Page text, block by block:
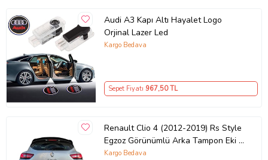
Audi A3 Kapı Altı Hayalet Logo
Orjinal Lazer Led
Kargo Bedava
Sepet Fiyatı 967,50 TL
Renault Clio 4 (2012-2019) Rs Style
Egzoz Görünümlü Arka Tampon Eki -
Difüzör (Plastik)
Kargo Bedava